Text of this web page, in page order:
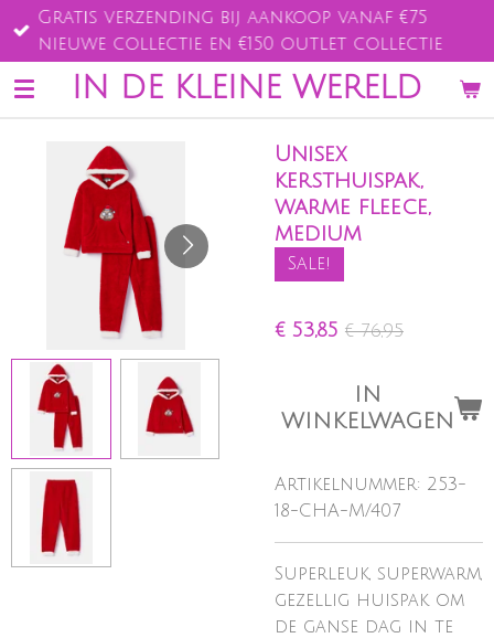
Ga
direct
naar
de
IN DE KLEINE WERELD
Gratis verzending bij aankoop vanaf €75
nieuwe collectie en €150 outlet collectie
Unisex
kersthuispak,
warme fleece,
medium
Sale!
€ 53,85 € 76,95
IN
WINKELWAGEN
Artikelnummer: 253-
18-CHA-M/407
Superleuk, superwarm,
gezellig huispak om
de ganse dag in te